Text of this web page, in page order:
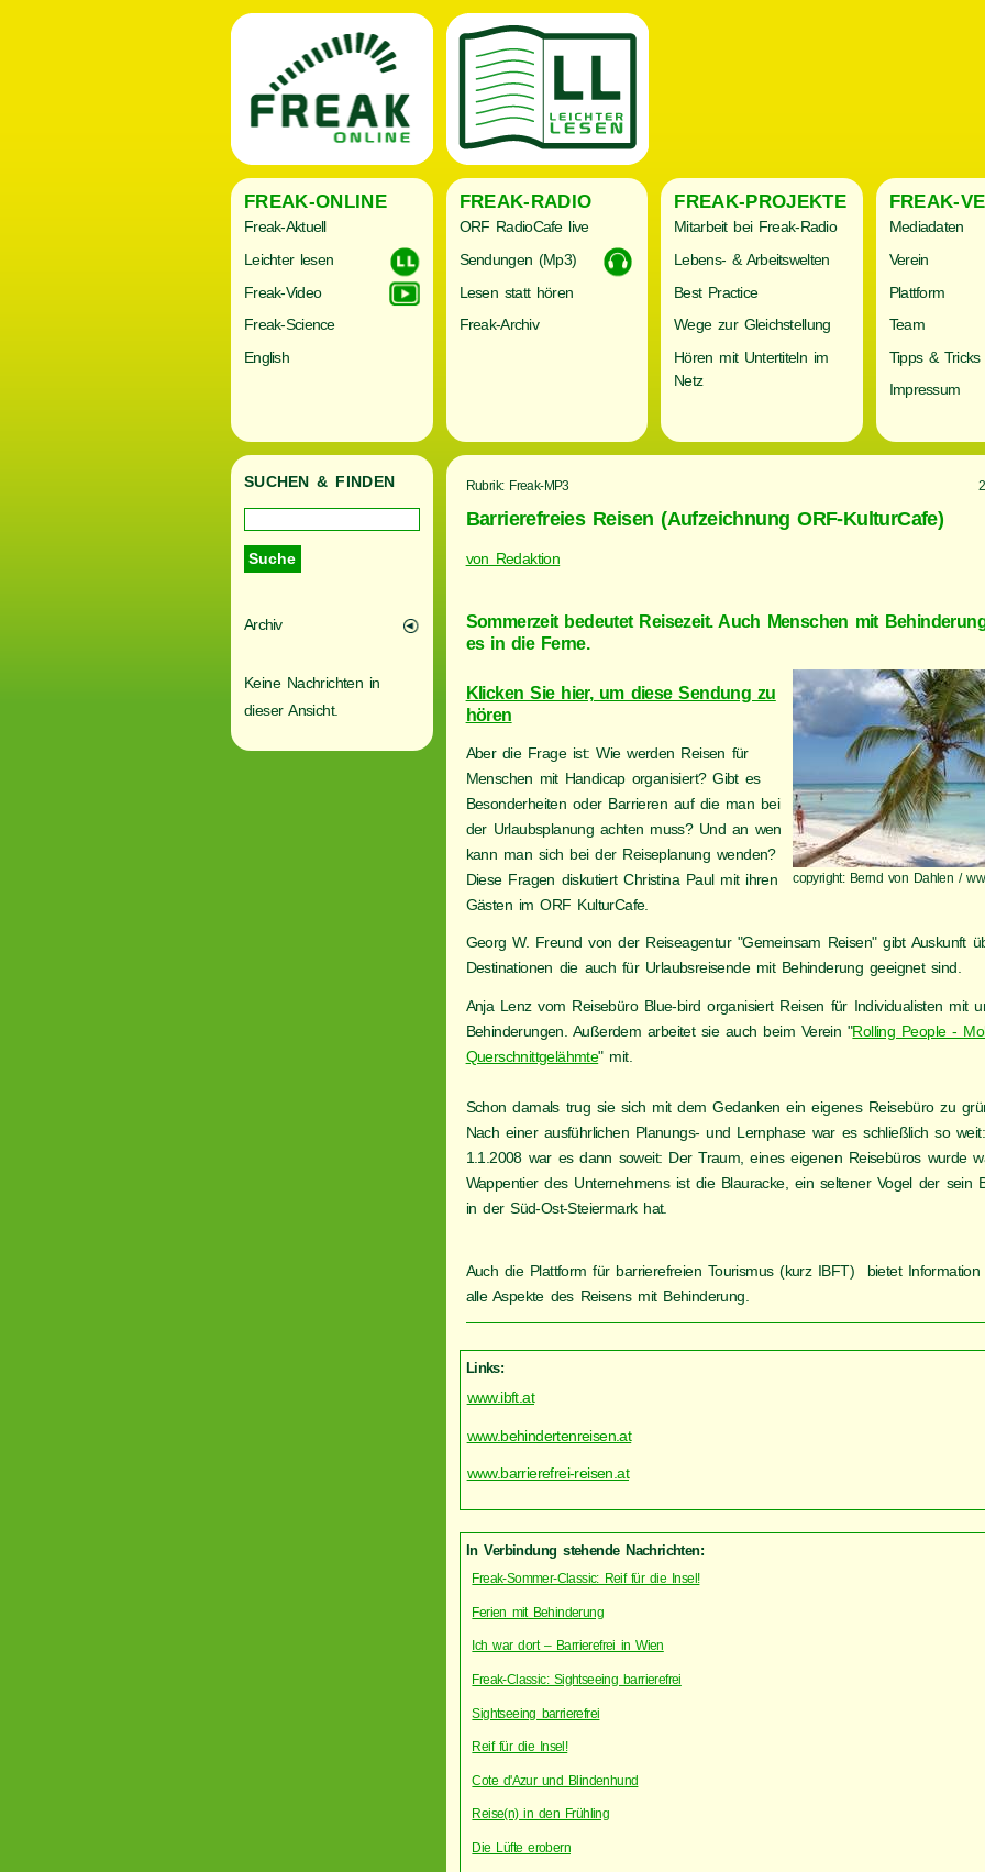
FREAK-ONLINE
Freak-Aktuell
Leichter lesen
Freak-Video
Freak-Science
English
FREAK-RADIO
ORF RadioCafe live
Sendungen (Mp3)
Lesen statt hören
Freak-Archiv
FREAK-PROJEKTE
Mitarbeit bei Freak-Radio
Lebens- & Arbeitswelten
Best Practice
Wege zur Gleichstellung
Hören mit Untertiteln im
Netz
FREAK-
Mediadaten
Verein
Plattform
Team
Tipps & Tricks
Impressum
SUCHEN & FINDEN
Archiv
Keine Nachrichten in
dieser Ansicht.
Rubrik: Freak-MP3
Barrierefreies Reisen (Aufzeichnung ORF-KulturCafe)
von Redaktion
Sommerzeit bedeutet Reisezeit. Auch Menschen mit
es in die Ferne.
copyright: Bernd von Dahlen /
Klicken Sie hier, um diese Sendung zu
hören
Aber die Frage ist: Wie werden Reisen für
Menschen mit Handicap organisiert? Gibt es
Besonderheiten oder Barrieren auf die man bei
der Urlaubsplanung achten muss? Und an wen
kann man sich bei der Reiseplanung wenden?
Diese Fragen diskutiert Christina Paul mit ihren
Gästen im ORF KulturCafe.
Georg W. Freund von der Reiseagentur "Gemeinsam Reisen" gibt Auskunft
Destinationen die auch für Urlaubsreisende mit Behinderung geeignet sind.
Anja Lenz vom Reisebüro Blue-bird organisiert Reisen für Individualisten mit
Behinderungen. Außerdem arbeitet sie auch beim Verein "Rolling People -
Querschnittgelähmte" mit.
Schon damals trug sie sich mit dem Gedanken ein eigenes Reisebüro zu
Nach einer ausführlichen Planungs- und Lernphase war es schließlich so
1.1.2008 war es dann soweit: Der Traum, eines eigenen Reisebüros wurde
Wappentier des Unternehmens ist die Blauracke, ein seltener Vogel der sein
in der Süd-Ost-Steiermark hat.
Auch die Plattform für barrierefreien Tourismus (kurz IBFT) bietet
alle Aspekte des Reisens mit Behinderung.
Links:
www.ibft.at
www.behindertenreisen.at
www.barrierefrei-reisen.at
In Verbindung stehende Nachrichten:
Freak-Sommer-Classic: Reif für die Insel!
Ferien mit Behinderung
Ich war dort – Barrierefrei in Wien
Freak-Classic: Sightseeing barrierefrei
Sightseeing barrierefrei
Reif für die Insel!
Cote d'Azur und Blindenhund
Reise(n) in den Frühling
Die Lüfte erobern